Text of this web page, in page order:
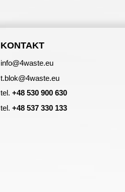
KONTAKT
info@4waste.eu
t.blok@4waste.eu
tel.+48 530 900 630
tel.+48 537 330 133